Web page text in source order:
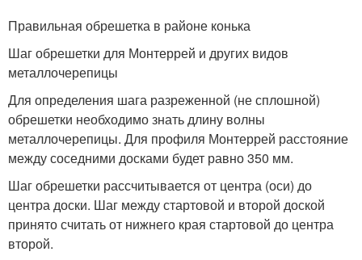
Правильная обрешетка в районе конька
Шаг обрешетки для Монтеррей и других видов
металлочерепицы
Для определения шага разреженной (не сплошной)
обрешетки необходимо знать длину волны
металлочерепицы. Для профиля Монтеррей расстояние
между соседними досками будет равно 350 мм.
Шаг обрешетки рассчитывается от центра (оси) до
центра доски. Шаг между стартовой и второй доской
принято считать от нижнего края стартовой до центра
второй.